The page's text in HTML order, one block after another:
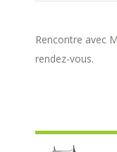
Rencontre avec
rendez-vous.